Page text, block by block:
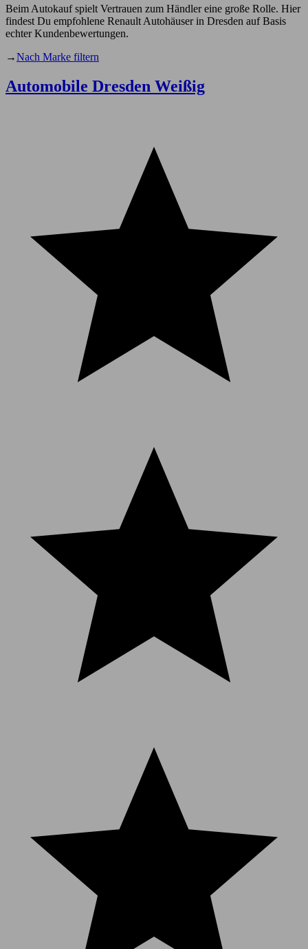
Beim Autokauf spielt Vertrauen zum Händler eine große Rolle. Hier
findest Du empfohlene Renault Autohäuser in Dresden auf Basis
echter Kundenbewertungen.
→Nach Marke filtern
Automobile Dresden Weißig